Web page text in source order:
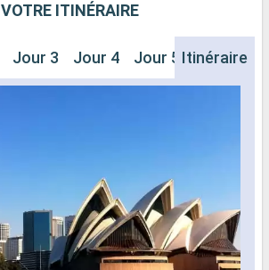
VOTRE ITINÉRAIRE
Jour 3 Jour 4 Jour 5 Jour 6
Itinéraire